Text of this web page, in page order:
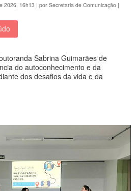
2026, 16h13 | por Secretaria de Comunicação |
Sabrina Guimarães de
do autoconhecimento e da
dos desafios da vida e da